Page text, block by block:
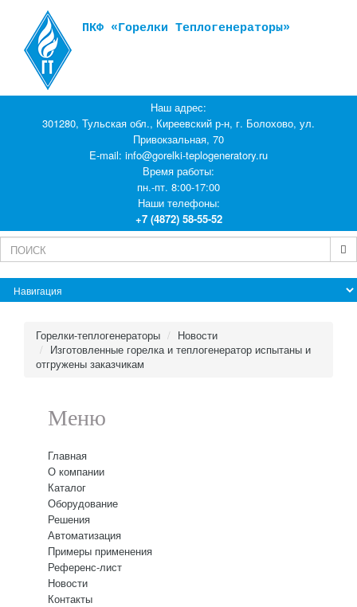
ПКФ «Горелки Теплогенераторы»
Наш адрес:
301280, Тульская обл., Киреевский р-н, г. Болохово, ул.
Привокзальная, 70
E-mail: info@gorelki-teplogeneratory.ru
Время работы:
пн.-пт. 8:00-17:00
Наши телефоны:
+7 (4872) 58-55-52
Горелки-теплогенераторы
Новости
Изготовленные горелка и теплогенератор испытаны и
отгружены заказчикам
Меню
Главная
О компании
Каталог
Оборудование
Решения
Автоматизация
Примеры применения
Референс-лист
Новости
Контакты